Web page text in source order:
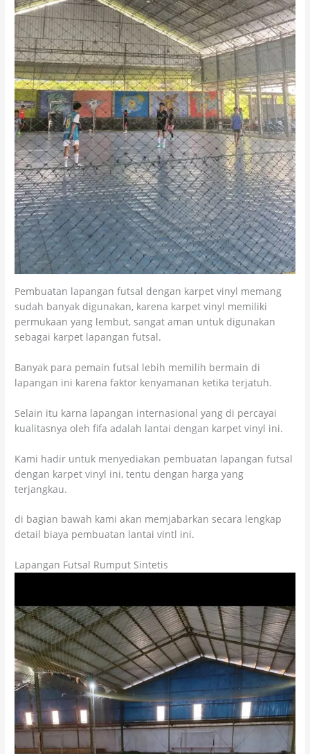
Pembuatan lapangan futsal dengan karpet vinyl memang
sudah banyak digunakan, karena karpet vinyl memiliki
permukaan yang lembut, sangat aman untuk digunakan
sebagai karpet lapangan futsal.
Banyak para pemain futsal lebih memilih bermain di
lapangan ini karena faktor kenyamanan ketika terjatuh.
Selain itu karna lapangan internasional yang di percayai
kualitasnya oleh fifa adalah lantai dengan karpet vinyl ini.
Kami hadir untuk menyediakan pembuatan lapangan futsal
dengan karpet vinyl ini, tentu dengan harga yang
terjangkau.
di bagian bawah kami akan memjabarkan secara lengkap
detail biaya pembuatan lantai vintl ini.
Lapangan Futsal Rumput Sintetis